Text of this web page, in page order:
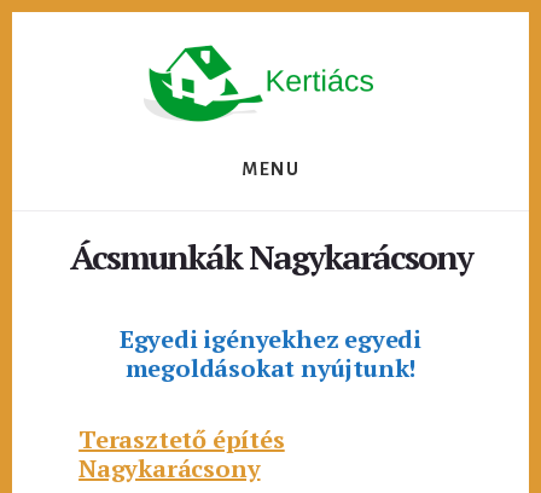
MENU
Ácsmunkák Nagykarácsony
Egyedi igényekhez egyedi
megoldásokat nyújtunk!
Terasztető építés
Nagykarácsony